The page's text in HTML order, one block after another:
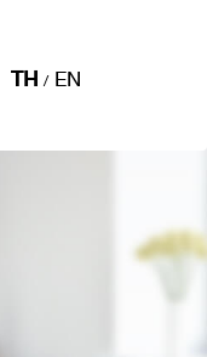
TH / EN